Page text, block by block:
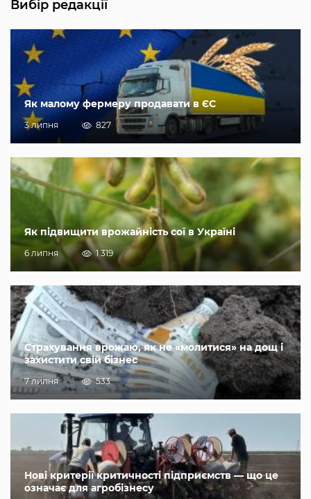
Вибір редакції
Як малому фермеру продавати в ЄС
3 липня 827
Як підвищити врожайність сої в Україні
6 липня 1 319
Страхування врожаю, як не «молитися» на дощ і
захистити свій бізнес
7 липня 533
Нові критерії критичності підприємств — що це
означає для агробізнесу